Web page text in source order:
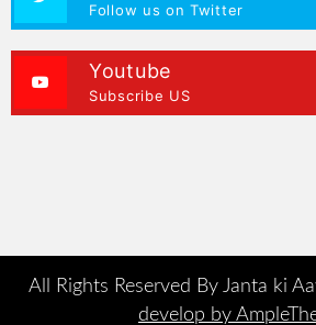
Follow us on Twitter
Youtube
Subscribe US
All Rights Reserved By Janta ki
develop by